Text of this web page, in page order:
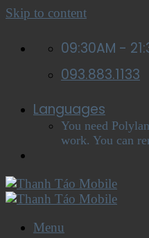
Skip to content
09:30AM -
093.883.1133
Languages
You need
work. You can
Menu